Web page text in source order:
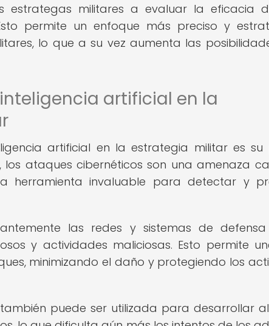
estrategas militares a evaluar la eficacia
permite un enfoque más preciso y
lo que a su vez aumenta las
artificial en la
artificial en la estrategia militar es
los ataques cibernéticos son una amenaza
herramienta invaluable para detectar y
las redes y sistemas de defensa
y actividades maliciosas. Esto permite
minimizando el daño y protegiendo los
puede ser utilizada para desarrollar